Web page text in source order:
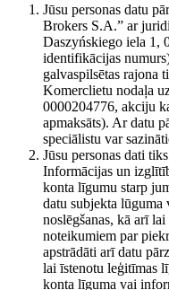
Jūsu personas datu
Brokers S.A.” ar
Daszyńskiego iela 1,
identifikācijas
galvaspilsētas rajona
Komerclietu nodaļa
0000204776, akciju
apmaksāts). Ar datu
speciālistu var
Jūsu personas dati
Informācijas un
konta līgumu starp
datu subjekta lūguma
noslēgšanas, kā arī
noteikumiem par
apstrādāti arī datu
lai īstenotu leģitīmas
konta līguma vai